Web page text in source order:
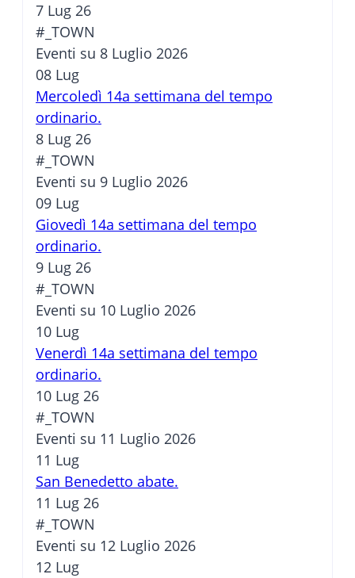
7 Lug 26
#_TOWN
Eventi su 8 Luglio 2026
08 Lug
Mercoledì 14a settimana del tempo
ordinario.
8 Lug 26
#_TOWN
Eventi su 9 Luglio 2026
09 Lug
Giovedì 14a settimana del tempo
ordinario.
9 Lug 26
#_TOWN
Eventi su 10 Luglio 2026
10 Lug
Venerdì 14a settimana del tempo
ordinario.
10 Lug 26
#_TOWN
Eventi su 11 Luglio 2026
11 Lug
San Benedetto abate.
11 Lug 26
#_TOWN
Eventi su 12 Luglio 2026
12 Lug